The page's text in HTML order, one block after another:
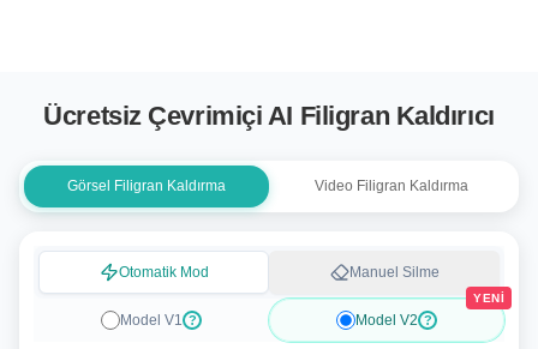
Ücretsiz Çevrimiçi AI Filigran Kaldırıcı
Görsel Filigran Kaldırma Video Filigran Kaldırma
Otomatik Mod Manuel Silme
Model V1 ? Model V2 ?
YENİ